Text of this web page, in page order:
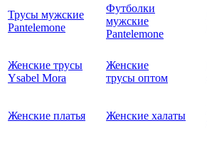
Трусы мужские
Pantelemone
Футболки
мужские
Pantelemone
Женские трусы
Ysabel Mora
Женские
трусы оптом
Женские платья Женские халаты